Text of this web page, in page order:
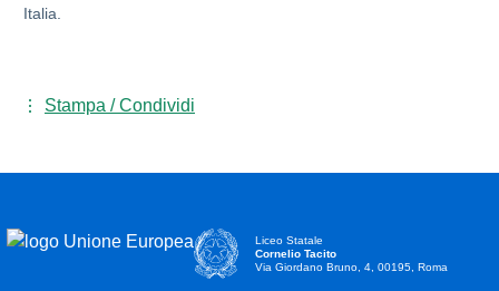
Italia.
Stampa / Condividi
Liceo Statale
Cornelio Tacito
Via Giordano Bruno, 4, 00195, Roma